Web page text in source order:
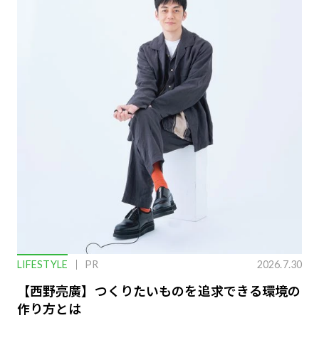
LIFESTYLE PR 2026.7.30
【西野亮廣】つくりたいものを追求できる環境の
作り方とは